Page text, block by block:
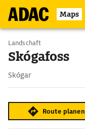
Maps
Landschaft
Skógafoss
Skógar
Route planen